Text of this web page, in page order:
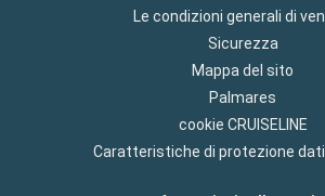
Le condizioni generali di
Sicurezza
Mappa del sito
Palmares
cookie CRUISELINE
Caratteristiche di protezione